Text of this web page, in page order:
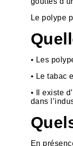
Le polype
• Les
• Le tabac
• Il existe
dans
En